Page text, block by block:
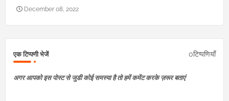
December 08, 2022
एक टिप्पणी भेजें 0टिप्पणियाँ
अगर आपको इस पोस्ट से जुडी कोई समस्या है तो हमें कमेंट करके ज़रूर बताएं